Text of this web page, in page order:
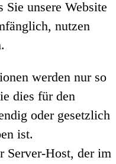
Sie unsere Website
nutzen
werden nur so
dies für den
oder gesetzlich
ist.
Server-Host, der im